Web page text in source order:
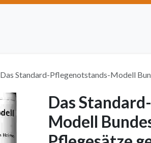
Das Standard-Pflegenotstands-Modell
Das
Modell